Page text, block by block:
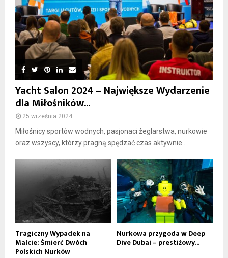
Yacht Salon 2024 – Największe Wydarzenie
dla Miłośników...
25 września 2024
Miłośnicy sportów wodnych, pasjonaci żeglarstwa, nurkowie
oraz wszyscy, którzy pragną spędzać czas aktywnie...
Tragiczny Wypadek na
Malcie: Śmierć Dwóch
Polskich Nurków
Nurkowa przygoda w Deep
Dive Dubai – prestiżowy...